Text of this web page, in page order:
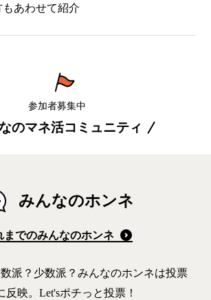
もあわせて紹介
参加者募集中
のマネ活コミュニティ
みんなのホンネ
までのみんなのホンネ
派？少数派？みんなのホンネは投票
映。Let'sポチっと投票！